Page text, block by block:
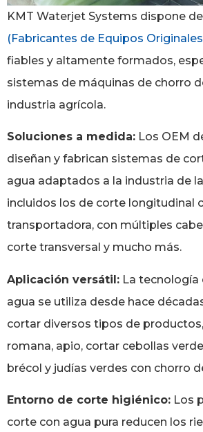
KMT Waterjet Systems dispone
(Fabricantes de Equipos Originales
fiables y altamente formados,
sistemas de máquinas de chorro
industria agrícola.
Soluciones a medida: Los OEM
diseñan y fabrican sistemas de
agua adaptados a la industria de
incluidos los de corte longitudinal
transportadora, con múltiples
corte transversal y mucho más.
Aplicación versátil: La tecnología
agua se utiliza desde hace
cortar diversos tipos de
romana, apio, cortar cebollas
brécol y judías verdes con chorro
Entorno de corte higiénico: Los
corte con agua pura reducen los